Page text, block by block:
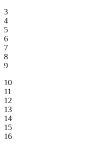
3
4
5
6
7
8
9
10
11
12
13
14
15
16